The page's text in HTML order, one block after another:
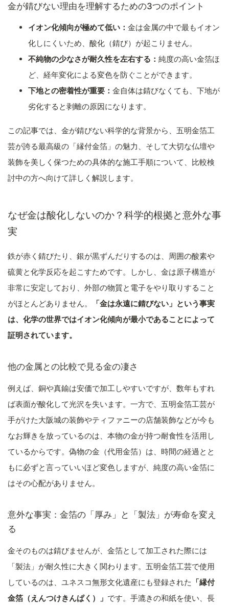
金が錆びない理由を理解するための3つのポイント
イオン化傾向が極めて低い： 金は金属の中で最もイオン
化しにくいため、酸化（錆び）が起こりません。
不純物の少なさが耐久性を左右する： 純度の高い金箔ほ
ど、経年変化による変色を防ぐことができます。
下地との密着性が重要： 金自体は錆びなくても、下地が
劣化すると剥離の原因になります。
この記事では、金が錆びない科学的な背景から、五明金箔工
芸が誇る最高級の「縁付金箔」の魅力、そして大切な仏壇や
装飾を美しく保つための具体的な施工手順について、比較検
討中の方へ向けて詳しく解説します。
なぜ金は酸化しないのか？科学的根拠と意外な事
実
鉄が赤く錆びたり、銀が黒ずんだりするのは、周囲の酸素や
硫黄と化学反応を起こすためです。しかし、金は原子構造が
非常に安定しており、外部の物質と電子をやり取りすること
がほとんどありません。
「金は永遠に錆びない」という事実
は、化学の世界ではイオン化傾向が最小であることによって
証明されています。
他の金属との比較で見る金の凄さ
例えば、銅や真鍮は安価で加工しやすいですが、数年もすれ
ば表面が酸化して光沢を失います。一方で、五明金箔工芸が
手がけた大阪城の装飾やティファニーの店舗装飾などが今も
なお輝きを放っているのは、本物の金が持つ耐食性を活用し
ているからです。偽物の金（代用金箔）は、時間の経過とと
もに必ずと言っていいほど変色しますが、純度の高い金箔に
はその心配がありません。
意外な事実：金箔の「厚み」と「製法」が寿命を変え
る
金そのものは錆びませんが、金箔として加工された際には
「製法」が耐久性に大きく関わります。五明金箔工芸で使用
しているのは、ユネスコ無形文化遺産にも登録された 「縁付
金箔（えんつけきんぱく）」 です。手漉きの和紙を使い、長